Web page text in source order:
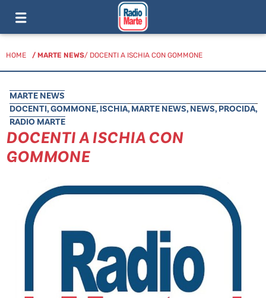
HOME / MARTE NEWS/ DOCENTI A ISCHIA CON GOMMONE
MARTE NEWS
DOCENTI,GOMMONE, ISCHIA, MARTE NEWS, NEWS, PROCIDA,
RADIO MARTE
DOCENTI A ISCHIA CON
GOMMONE